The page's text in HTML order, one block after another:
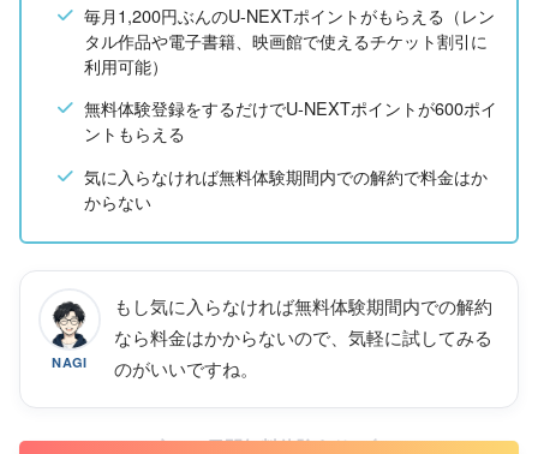
毎月1,200円ぶんのU-NEXTポイントがもらえる（レン
タル作品や電子書籍、映画館で使えるチケット割引に
利用可能）
無料体験登録をするだけでU-NEXTポイントが600ポイ
ントもらえる
気に入らなければ無料体験期間内での解約で料金はか
からない
NAGI
もし気に入らなければ無料体験期間内での解約
なら料金はかからないので、気軽に試してみる
のがいいですね。
31日間無料体験あり